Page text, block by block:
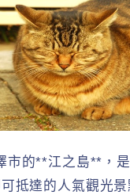
市的**江之島**，
抵達的人氣觀光